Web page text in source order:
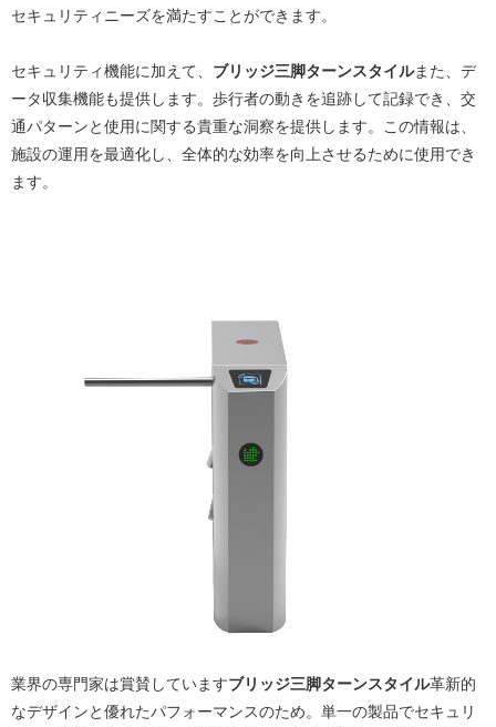
セキュリティニーズを満たすことができます。
セキュリティ機能に加えて、 ブリッジ三脚ターンスタイルまた、デ
ータ収集機能も提供します。歩行者の動きを追跡して記録でき、交
通パターンと使用に関する貴重な洞察を提供します。この情報は、
施設の運用を最適化し、全体的な効率を向上させるために使用でき
ます。
業界の専門家は賞賛していますブリッジ三脚ターンスタイル革新的
なデザインと優れたパフォーマンスのため。単一の製品でセキュリ